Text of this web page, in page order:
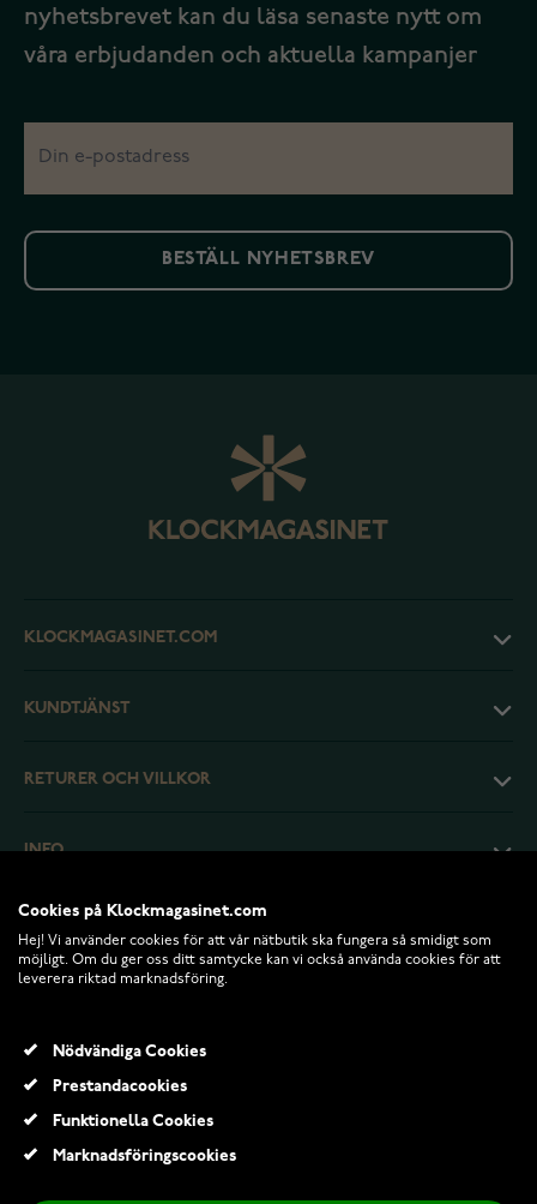
nyhetsbrevet kan du läsa senaste nytt om
våra erbjudanden och aktuella kampanjer
BESTÄLL NYHETSBREV
KLOCKMAGASINET.COM
KUNDTJÄNST
RETURER OCH VILLKOR
INFO
Cookies på Klockmagasinet.com
Hej! Vi använder cookies för att vår nätbutik ska fungera så smidigt som
möjligt. Om du ger oss ditt samtycke kan vi också använda cookies för att
leverera riktad marknadsföring.
Nödvändiga Cookies
Prestandacookies
Funktionella Cookies
Marknadsföringscookies